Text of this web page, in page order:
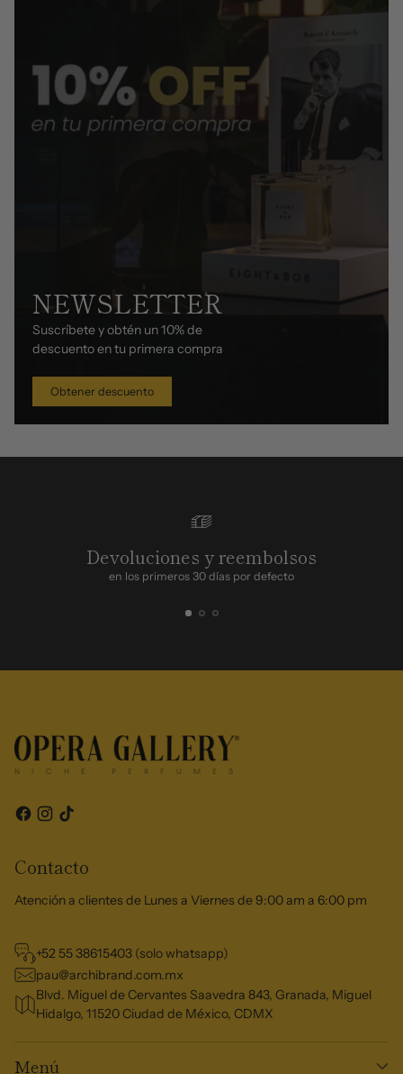
NEWSLETTER
Suscríbete y obtén un 10% de
descuento en tu primera compra
Obtener descuento
Devoluciones y reembolsos
en los primeros 30 días por defecto
Contacto
Atención a clientes de Lunes a Viernes de 9:00 am a 6:00 pm
+52 55 38615403 (solo whatsapp)
pau@archibrand.com.mx
Blvd. Miguel de Cervantes Saavedra 843, Granada, Miguel
Hidalgo, 11520 Ciudad de México, CDMX
Menú